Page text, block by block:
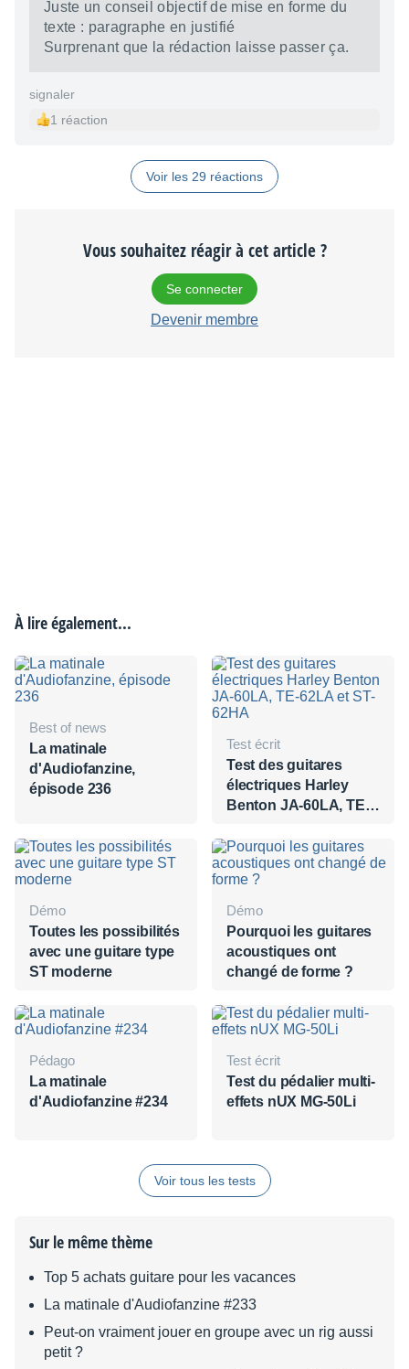
Juste un conseil objectif de mise en forme du
texte : paragraphe en justifié
Surprenant que la rédaction laisse passer ça.
signaler
1 réaction
Voir les 29 réactions
Vous souhaitez réagir à cet article ?
Se connecter
Devenir membre
À lire également...
Best of news
La matinale
d'Audiofanzine,
épisode 236
Test écrit
Test des guitares
électriques Harley
Benton JA-60LA, TE-
Démo
Toutes les possibilités
avec une guitare type
ST moderne
Démo
Pourquoi les guitares
acoustiques ont
changé de forme ?
Pédago
La matinale
d'Audiofanzine #234
Test écrit
Test du pédalier multi-
effets nUX MG-50Li
Voir tous les tests
Sur le même thème
Top 5 achats guitare pour les vacances
La matinale d'Audiofanzine #233
Peut-on vraiment jouer en groupe avec un rig aussi
petit ?